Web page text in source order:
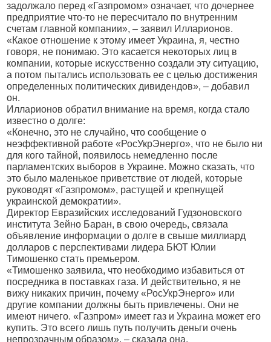
задолжало перед «Газпромом» означает, что дочернее
предприятие что-то не пересчитало по внутренним
счетам главной компании», – заявил Илларионов.
«Какое отношение к этому имеет Украина, я, честно
говоря, не понимаю. Это касается некоторых лиц в
компании, которые искусственно создали эту ситуацию,
а потом пытались использовать ее с целью достижения
определенных политических дивидендов», – добавил
он.
Илларионов обратил внимание на время, когда стало
известно о долге:
«Конечно, это не случайно, что сообщение о
неэффективной работе «РосУкрЭнерго», что не было ни
для кого тайной, появилось немедленно после
парламентских выборов в Украине. Можно сказать, что
это было маленькое приветствие от людей, которые
руководят «Газпромом», растущей и крепнущей
украинской демократии».
Директор Евразийских исследований Гудзоновского
института Зейно Баран, в свою очередь, связала
объявление информации о долге в свыше миллиард
долларов с перспективами лидера БЮТ Юлии
Тимошенко стать премьером.
«Тимошенко заявила, что необходимо избавиться от
посредника в поставках газа. И действительно, я не
вижу никаких причин, почему «РосУкрЭнерго» или
другие компании должны быть привлечены. Они не
имеют ничего. «Газпром» имеет газ и Украина может его
купить. Это всего лишь путь получить деньги очень
непрозрачным образом», – сказала она.